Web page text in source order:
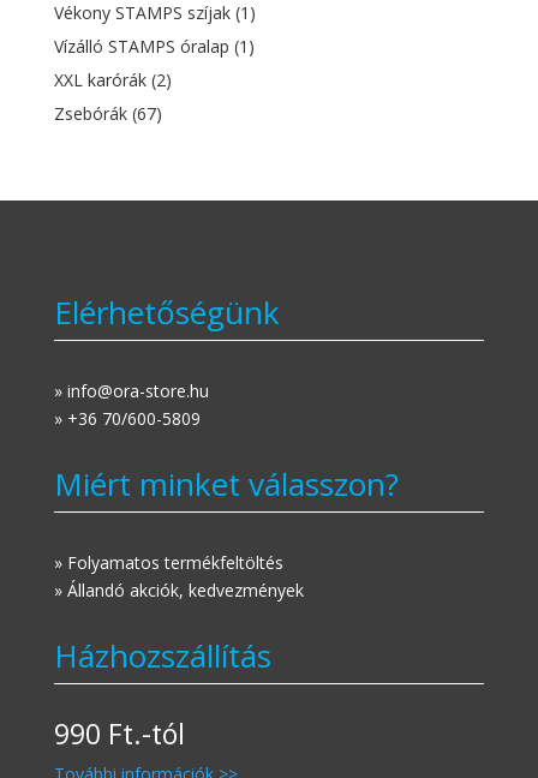
Vékony STAMPS szíjak (1)
Vízálló STAMPS óralap (1)
XXL karórák (2)
Zsebórák (67)
Elérhetőségünk
» info@ora-store.hu
» +36 70/600-5809
Miért minket válasszon?
» Folyamatos termékfeltöltés
» Állandó akciók, kedvezmények
Házhozszállítás
990 Ft.-tól